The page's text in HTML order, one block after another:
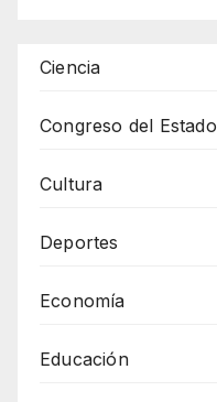
Ciencia
Congreso del Estado
Cultura
Deportes
Economía
Educación